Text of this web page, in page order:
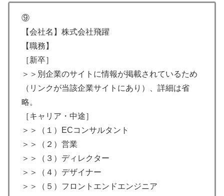
⑨
【会社名】株式会社飛躍
【職務】
［新卒］
＞＞別企業のサイトに情報が掲載されているため
（リンクが当該企業サイトにあり）、詳細は省
略。
［キャリア・中途］
＞＞（１）ECコンサルタント
＞＞（２）営業
＞＞（３）ディレクター
＞＞（４）デザイナー
＞＞（５）フロントエンドエンジニア